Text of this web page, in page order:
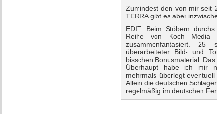
Zumindest den von mir seit
TERRA gibt es aber
EDIT: Beim Stöbern
Reihe von Koch Media
zusammenfantasiert. 25
überarbeiteter Bild- und
bisschen Bonusmaterial.
Überhaupt habe ich mir
mehrmals überlegt
Allein die deutschen
regelmäßig im deutschen